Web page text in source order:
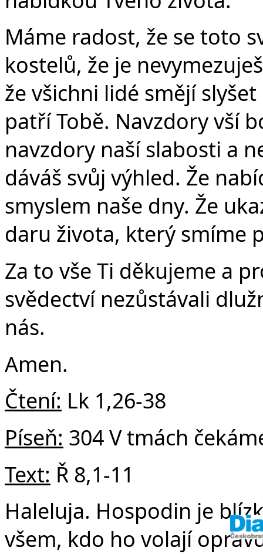
v
Máme radost, že se toto
kostelů, že je
že všichni lidé smějí
patří Tobě. Navzdory vší
navzdory naší slabosti a
dáváš svůj výhled. Že
smyslem naše dny. Že
daru života, který smíme
Za to vše Ti děkujeme a
svědectví nezůstávali
nás.
Amen.
Čtení: Lk 1,26-38
Píseň: 304 V tmách
Text: Ř 8,1-11
Haleluja. Hospodin je
všem, kdo ho volají